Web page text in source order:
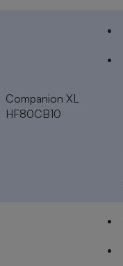
Companion XL
HF80CB10